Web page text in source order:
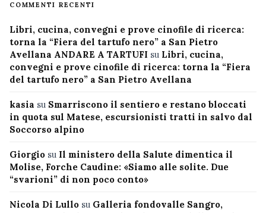
COMMENTI RECENTI
Libri, cucina, convegni e prove cinofile di ricerca:
torna la “Fiera del tartufo nero” a San Pietro
Avellana ANDARE A TARTUFI su Libri, cucina,
convegni e prove cinofile di ricerca: torna la “Fiera
del tartufo nero” a San Pietro Avellana
kasia su Smarriscono il sentiero e restano bloccati
in quota sul Matese, escursionisti tratti in salvo dal
Soccorso alpino
Giorgio su Il ministero della Salute dimentica il
Molise, Forche Caudine: «Siamo alle solite. Due
“svarioni” di non poco conto»
Nicola Di Lullo su Galleria fondovalle Sangro,